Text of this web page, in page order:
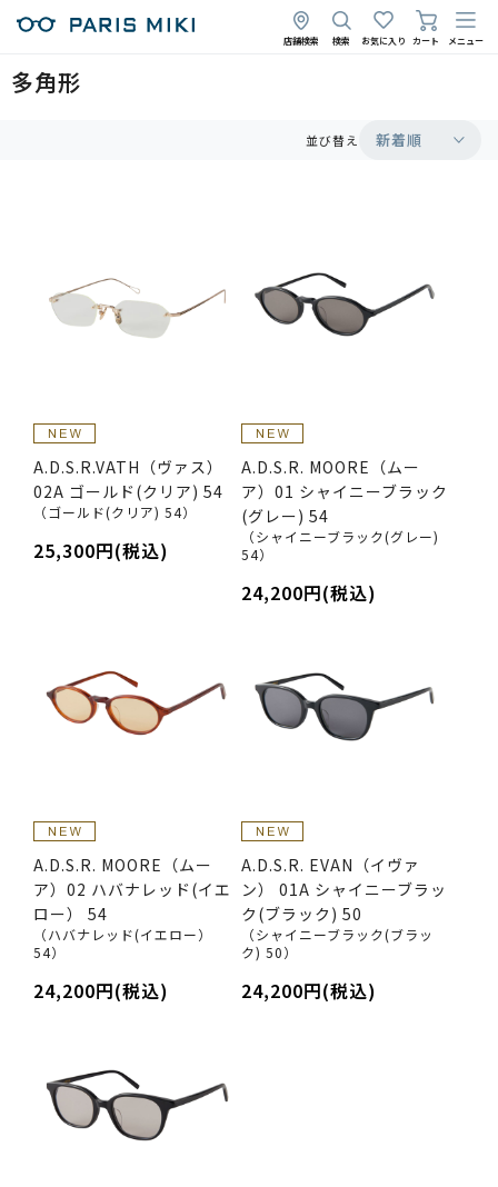
店舗検索 検索 お気に入り カート メニュー
多角形
並び替え 新着順
A.D.S.R.VATH（ヴァス）
02A ゴールド(クリア) 54
（ゴールド(クリア) 54）
25,300円(税込)
A.D.S.R. MOORE（ムー
ア）01 シャイニーブラック
(グレー) 54
（シャイニーブラック(グレー)
54）
24,200円(税込)
A.D.S.R. MOORE（ムー
ア）02 ハバナレッド(イエ
ロー） 54
（ハバナレッド(イエロー）
54）
24,200円(税込)
A.D.S.R. EVAN（イヴァ
ン） 01A シャイニーブラッ
ク(ブラック) 50
（シャイニーブラック(ブラッ
ク) 50）
24,200円(税込)